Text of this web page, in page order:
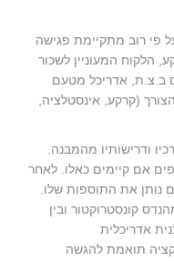
פי רוב מתקיימת פגישה
הלקוח המעוניין לשכור
ב.צ.ת, אדריכל מטעם
(קרקע, אינסטלציה,
ודרישותיו מהמבנה.
אם קיימים כאלו. לאחר
נותן את התוספות שלו.
קונסטרוקטור ובין
אדריכלית
תואמת להגשה